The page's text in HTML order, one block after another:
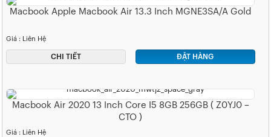
Macbook Apple Macbook Air 13.3 Inch MGNE3SA/A Gold
Giá : Liên Hệ
CHI TIẾT ĐẶT HÀNG
Macbook Air 2020 13 Inch Core I5 8GB 256GB ( Z0YJ0 –
CTO )
Giá : Liên Hệ